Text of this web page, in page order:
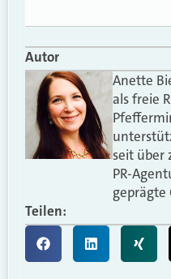
Autor
Anette
als freie
seit über
PR-
Teilen: